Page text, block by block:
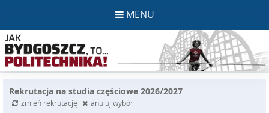
MENU
Rekrutacja na studia częściowe 2026/2027
zmień rekrutację
anuluj wybór